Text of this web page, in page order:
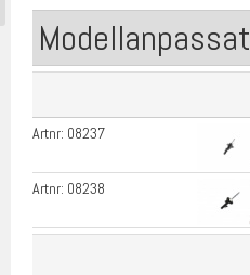
Artnr: 08237
Artnr: 08238